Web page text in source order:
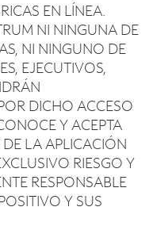
EN LÍNEA.
NI NINGUNA DE
NI NINGUNO DE
EJECUTIVOS,
DICHO ACCESO
Y ACEPTA
LA APLICACIÓN
RIESGO Y
RESPONSABLE
Y SUS